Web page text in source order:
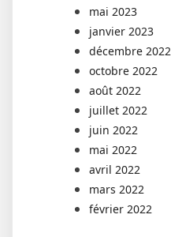
mai 2023
janvier 2023
décembre 2022
octobre 2022
août 2022
juillet 2022
juin 2022
mai 2022
avril 2022
mars 2022
février 2022